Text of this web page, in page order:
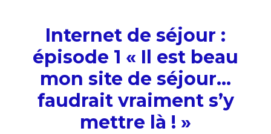
Internet de séjour :
épisode 1 « Il est beau
mon site de séjour…
faudrait vraiment s’y
mettre là ! »